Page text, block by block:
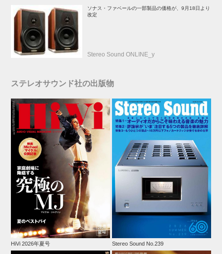
ソナス・ファベールの一部製品の価格が、9月18日より
改定
Stereo Sound ONLINE_y
ステレオサウンド社の出版物
HiVi 2026年夏号 Stereo Sound No.239